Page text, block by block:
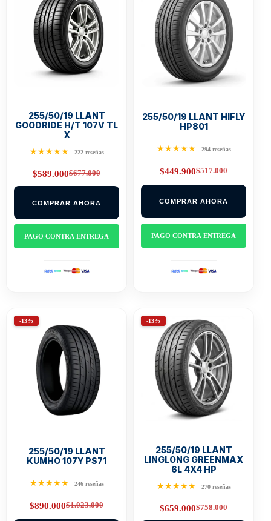
255/50/19 LLANT
GOODRIDE H/T 107V TL
X
★★★★★ 222 reseñas
$677.000
Original
price
$677.000.
$589.000Current
price
$589.000.
COMPRAR AHORA
PAGO CONTRA ENTREGA
255/50/19 LLANT HIFLY
HP801
★★★★★ 294 reseñas
$517.000
Original
price
$517.000.
$449.900Current
price
$449.900.
COMPRAR AHORA
PAGO CONTRA ENTREGA
-13%
255/50/19 LLANT
KUMHO 107Y PS71
★★★★★ 246 reseñas
$1.023.000
Original
price
$890.000Current
price
-13%
255/50/19 LLANT
LINGLONG GREENMAX
6L 4X4 HP
★★★★★ 270 reseñas
$758.000
Original
$659.000Current